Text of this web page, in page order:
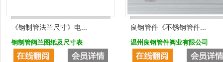
《钢制管法兰尺寸》电...
钢制管阀兰图纸及尺寸表
良钢管件《不锈钢管件...
温州良钢管件阀业有限公司